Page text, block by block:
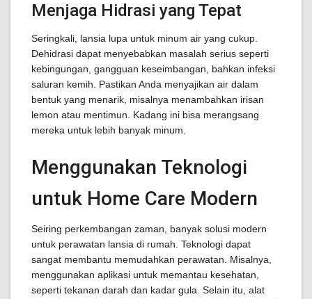
Menjaga Hidrasi yang Tepat
Seringkali, lansia lupa untuk minum air yang cukup.
Dehidrasi dapat menyebabkan masalah serius seperti
kebingungan, gangguan keseimbangan, bahkan infeksi
saluran kemih. Pastikan Anda menyajikan air dalam
bentuk yang menarik, misalnya menambahkan irisan
lemon atau mentimun. Kadang ini bisa merangsang
mereka untuk lebih banyak minum.
Menggunakan Teknologi
untuk Home Care Modern
Seiring perkembangan zaman, banyak solusi modern
untuk perawatan lansia di rumah. Teknologi dapat
sangat membantu memudahkan perawatan. Misalnya,
menggunakan aplikasi untuk memantau kesehatan,
seperti tekanan darah dan kadar gula. Selain itu, alat